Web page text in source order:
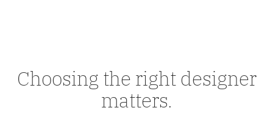
Choosing the right designer
matters.